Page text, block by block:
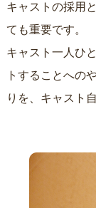
キャストの採用
ても重要です。
キャスト一人ひ
トすることへの
りを、キャスト